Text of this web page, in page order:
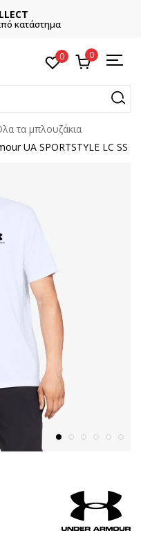
κατάστημα
0 0
τα μπλουζάκια
UA SPORTSTYLE LC SS